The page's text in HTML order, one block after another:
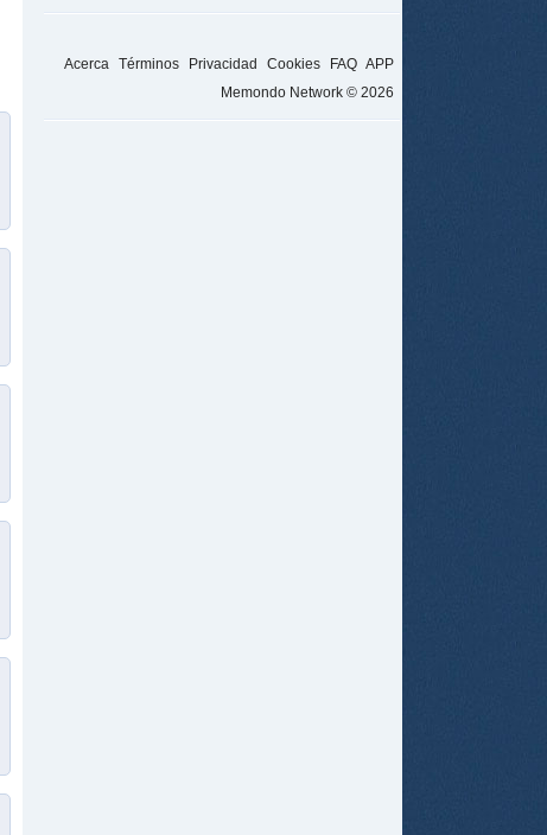
Acerca Términos Privacidad Cookies FAQ APP
Memondo Network © 2026